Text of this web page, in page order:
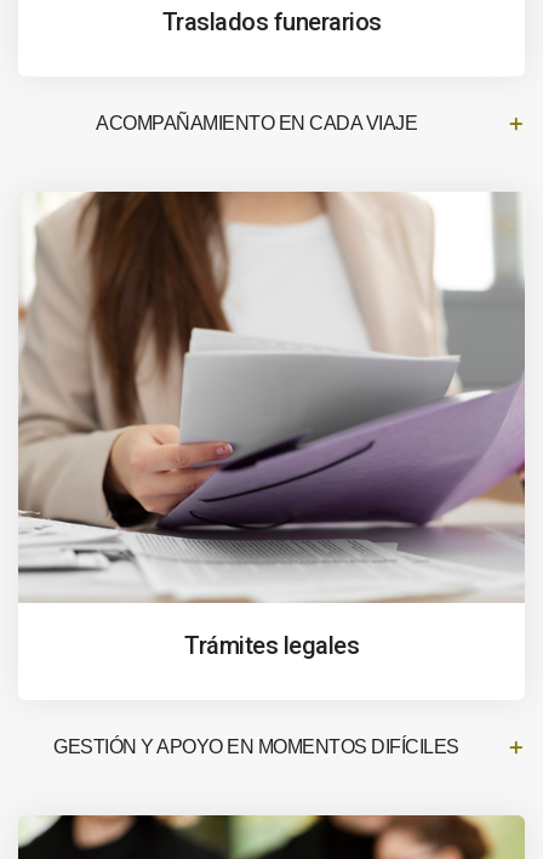
Traslados funerarios
ACOMPAÑAMIENTO EN CADA VIAJE
Trámites legales
GESTIÓN Y APOYO EN MOMENTOS DIFÍCILES